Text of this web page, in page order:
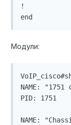
!
end
Модули:
NAME:
PID: 1751
NAME: